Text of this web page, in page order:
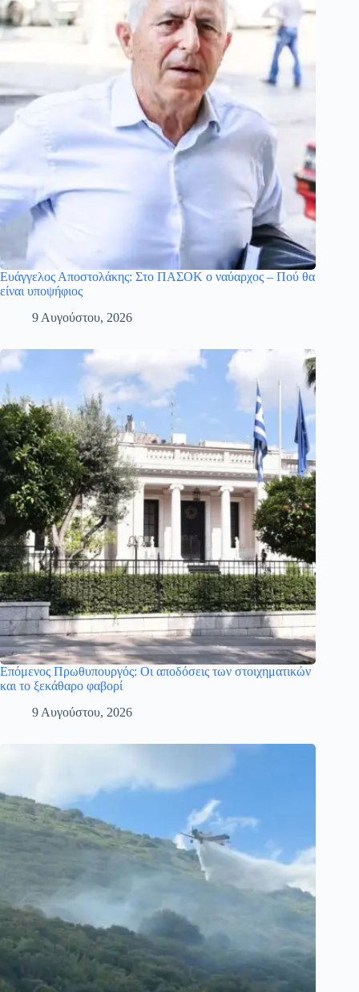
Ευάγγελος Αποστολάκης: Στο ΠΑΣΟΚ ο ναύαρχος – Πού θα
είναι υποψήφιος
9 Αυγούστου, 2026
Επόμενος Πρωθυπουργός: Οι αποδόσεις των στοιχηματικών
και το ξεκάθαρο φαβορί
9 Αυγούστου, 2026